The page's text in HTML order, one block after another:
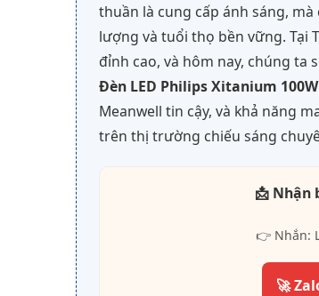
thuần là cung cấp ánh sáng,
lượng và tuổi thọ bền vững. Tại
đỉnh cao, và hôm nay, chúng
Đèn LED Philips Xitanium 100W
Meanwell tin cậy, và khả năng
trên thị trường chiếu sáng
📩 Nhận
👉 Nhắn:
🚀